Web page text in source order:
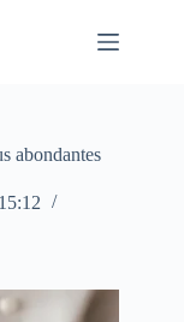
abondantes